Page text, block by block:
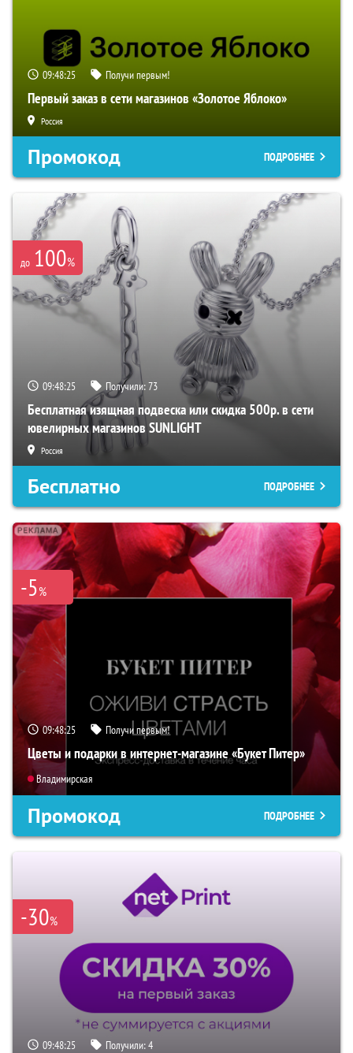
09:48:24 Получи первым!
Первый заказ в сети магазинов «Золотое Яблоко»
Россия
Промокод ПОДРОБНЕЕ
до 100%
09:48:24 Получили:73
Бесплатная изящная подвеска или скидка 500р. в сети
ювелирных магазинов SUNLIGHT
Россия
Бесплатно ПОДРОБНЕЕ
-5%
09:48:24 Получи первым!
Цветы и подарки в интернет-магазине «Букет Питер»
Владимирская
Промокод ПОДРОБНЕЕ
-30%
09:48:24 Получили:4